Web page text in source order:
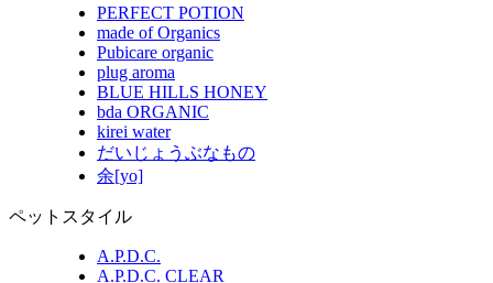
PERFECT POTION
made of Organics
Pubicare organic
plug aroma
BLUE HILLS HONEY
bda ORGANIC
kirei water
だいじょうぶなもの
余[yo]
ペットスタイル
A.P.D.C.
A.P.D.C. CLEAR